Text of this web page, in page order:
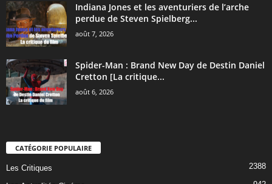
Indiana Jones et les aventuriers de l’arche
perdue de Steven Spielberg...
août 7, 2026
Spider-Man : Brand New Day de Destin Daniel
Cretton [La critique...
août 6, 2026
CATÉGORIE POPULAIRE
Les Critiques 2388